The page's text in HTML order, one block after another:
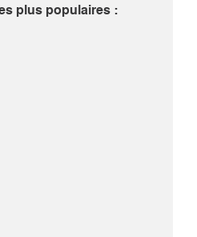
plus populaires :